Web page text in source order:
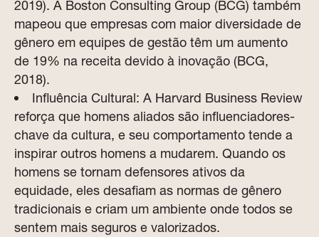
2019). A Boston Consulting Group (BCG) também
mapeou que empresas com maior diversidade de
gênero em equipes de gestão têm um aumento
de 19% na receita devido à inovação (BCG,
2018).
Influência Cultural: A Harvard Business Review
reforça que homens aliados são influenciadores-
chave da cultura, e seu comportamento tende a
inspirar outros homens a mudarem. Quando os
homens se tornam defensores ativos da
equidade, eles desafiam as normas de gênero
tradicionais e criam um ambiente onde todos se
sentem mais seguros e valorizados.